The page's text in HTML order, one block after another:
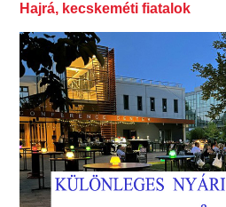
Hajrá, kecskeméti fiatalok